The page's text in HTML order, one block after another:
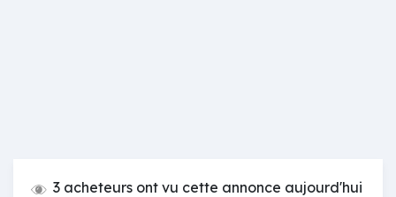
3 acheteurs ont vu cette annonce aujourd'hui